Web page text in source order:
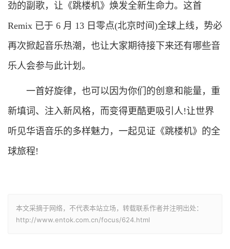
劲的副歌，让《跳楼机》焕发全新生命力。这首
Remix 已于 6 月 13 日零点(北京时间)全球上线，势必
再次掀起音乐热潮，也让大家期待接下来还有哪些音
乐人会参与此计划。
一首好旋律，也可以因为你们的创意和能量，重
新填词、注入新风格，而变得更酷更吸引人!让世界
听见华语音乐的多样魅力，一起见证《跳楼机》的全
球旅程!
本文采摘于网络，不代表本站立场，转载联系作者并注明出处：
http://www.entok.com.cn/focus/624.html